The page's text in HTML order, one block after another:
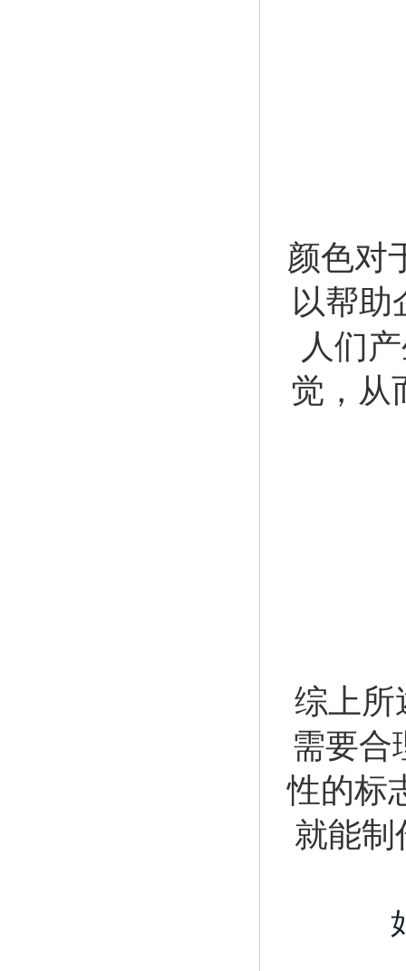
颜色对
以帮助
人们
觉，从
综上所
需要合
性的标
就能制